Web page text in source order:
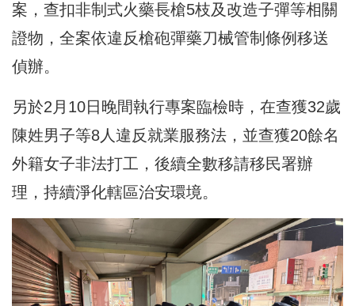
案，查扣非制式火藥長槍5枝及改造子彈等相關
證物，全案依違反槍砲彈藥刀械管制條例移送
偵辦。
另於2月10日晚間執行專案臨檢時，在查獲32歲
陳姓男子等8人違反就業服務法，並查獲20餘名
外籍女子非法打工，後續全數移請移民署辦
理，持續淨化轄區治安環境。